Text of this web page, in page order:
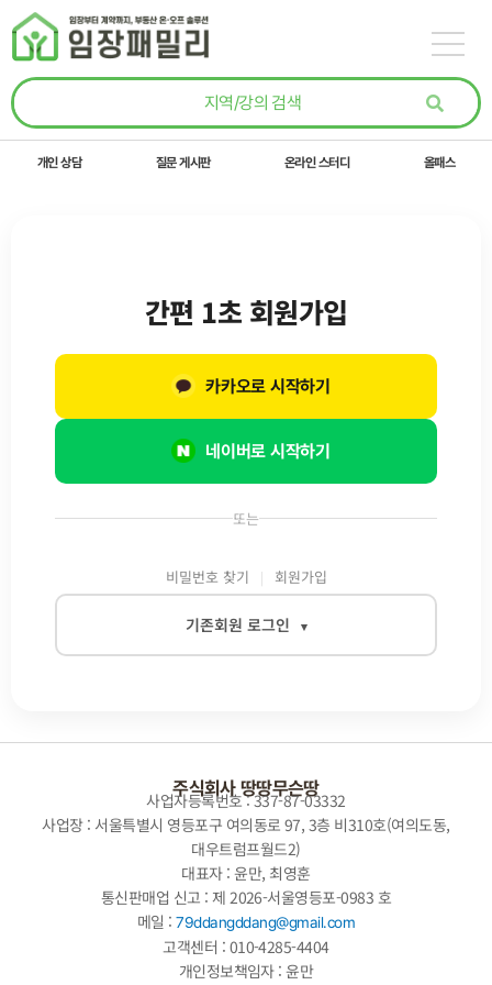
콘텐츠로
건너뛰기
개인 상담 질문 게시판 온라인 스터디 올패스
또는
비밀번호 찾기 회원가입
기존회원 로그인 ▾
로그인
간편 1초 회원가입
네이버로 시작하기
카카오로 시작하기
주식회사 땅땅무슨땅
사업자등록번호 : 337-87-03332
사업장 : 서울특별시 영등포구 여의동로 97, 3층 비310호(여의도동,
대우트럼프월드2)
대표자 : 윤만, 최영훈
통신판매업 신고 : 제 2026-서울영등포-0983 호
메일 :79ddangddang@gmail.com
고객센터 : 010-4285-4404
개인정보책임자 : 윤만